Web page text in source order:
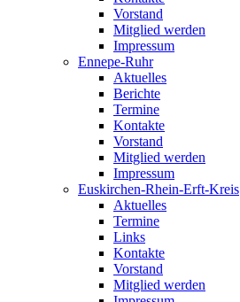
Vorstand
Mitglied werden
Impressum
Ennepe-Ruhr
Aktuelles
Berichte
Termine
Kontakte
Vorstand
Mitglied werden
Impressum
Euskirchen-Rhein-Erft-Kreis
Aktuelles
Termine
Links
Kontakte
Vorstand
Mitglied werden